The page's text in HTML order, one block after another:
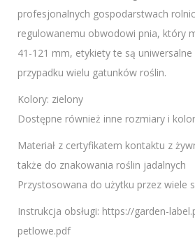
profesjonalnych gospodarstwach
regulowanemu obwodowi pnia, który
41-121 mm, etykiety te są
przypadku wielu gatunków roślin.
Kolory: zielony
Dostępne również inne rozmiary i
Materiał z certyfikatem kontaktu z
także do znakowania roślin jadalnych
Przystosowana do użytku przez wiele
Instrukcja obsługi: https://garden-
petlowe.pdf